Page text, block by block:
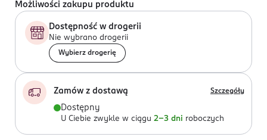
Możliwości zakupu produktu
Dostępność w drogerii
Nie wybrano drogerii
Wybierz drogerię
Zamów z dostawą Szczegóły
Dostępny
U Ciebie zwykle w ciągu 2-3 dni roboczych